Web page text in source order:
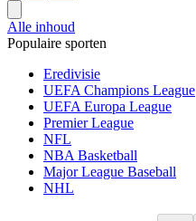
Alle inhoud
Populaire sporten
Eredivisie
UEFA Champions League
UEFA Europa League
Premier League
NFL
NBA Basketball
Major League Baseball
NHL